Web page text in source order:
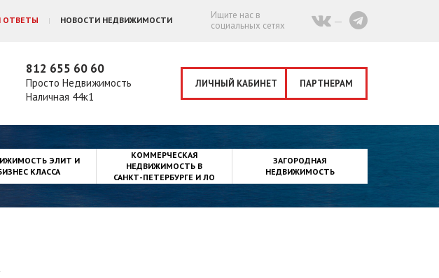
ОТВЕТЫ НОВОСТИ НЕДВИЖИМОСТИ
Ищите нас в
социальных сетях
812 655 60 60
Просто Недвижимость
Наличная 44к1
ЛИЧНЫЙ КАБИНЕТ ПАРТНЕРАМ
ЭЛИТ И
КЛАССА
КОММЕРЧЕСКАЯ
НЕДВИЖИМОСТЬ В
САНКТ-ПЕТЕРБУРГЕ И ЛО
ЗАГОРОДНАЯ
НЕДВИЖИМОСТЬ